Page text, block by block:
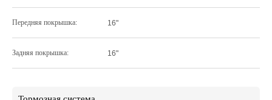
Передняя покрышка: 16"
Задняя покрышка: 16"